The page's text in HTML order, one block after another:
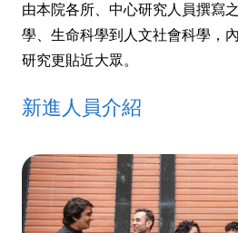
由本院各所、中心研究人員撰寫
學、生命科學到人文社會科學，
研究更貼近大眾。
新進人員介紹